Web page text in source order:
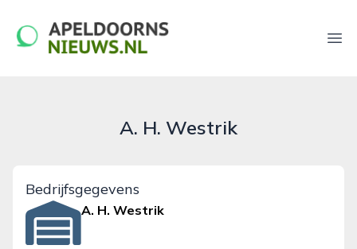
apeldoornsnieuws.nl
A. H. Westrik
Bedrijfsgegevens
A. H. Westrik